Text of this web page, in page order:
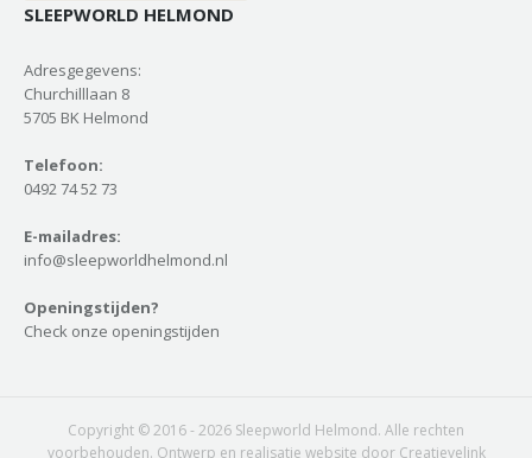
SLEEPWORLD HELMOND
Adresgegevens:
Churchilllaan 8
5705 BK Helmond
Telefoon:
0492 74 52 73
E-mailadres:
info@sleepworldhelmond.nl
Openingstijden?
Check onze openingstijden
Copyright © 2016 - 2026 Sleepworld Helmond. Alle rechten
voorbehouden. Ontwerp en realisatie website door Creatievelink